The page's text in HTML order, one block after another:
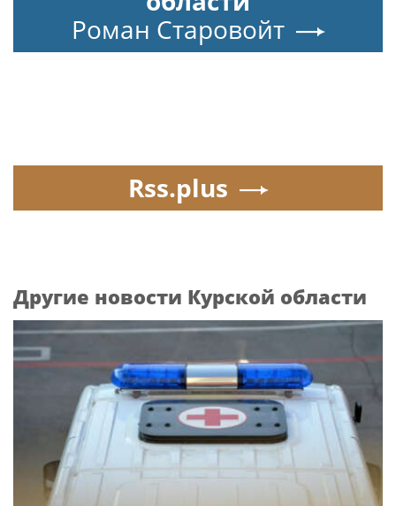
Роман Старовойт
Rss.plus
Другие новости Курской области